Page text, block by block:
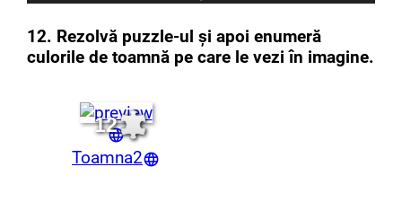
12. Rezolvă puzzle-ul și apoi enumeră
culorile de toamnă pe care le vezi în imagine.
12
Toamna2